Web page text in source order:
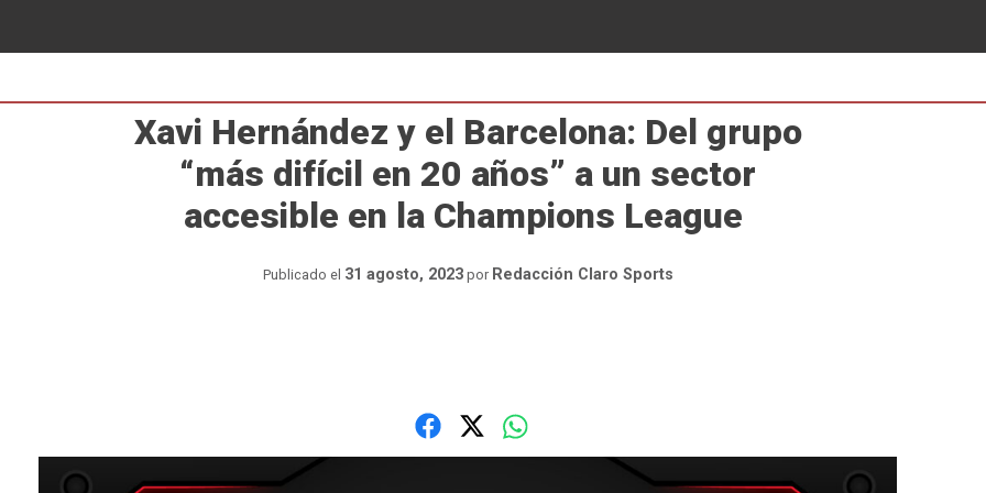
Xavi Hernández y el Barcelona: Del grupo
“más difícil en 20 años” a un sector
accesible en la Champions League
Publicado el 31 agosto, 2023por Redacción Claro Sports